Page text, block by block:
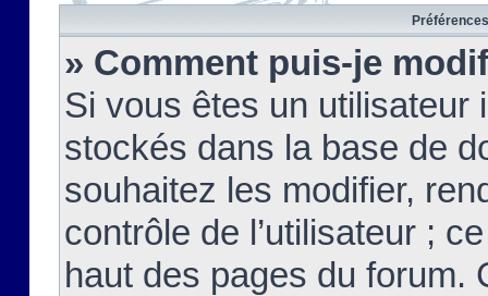
» Comment puis-je
Si vous êtes un
stockés dans la base de
souhaitez les modifier,
contrôle de l’utilisateur ;
haut des pages du forum.